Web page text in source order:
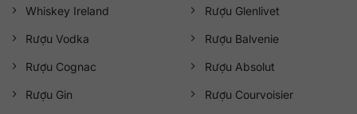
Whiskey Ireland
Rượu Vodka
Rượu Cognac
Rượu Gin
Rượu Glenlivet
Rượu Balvenie
Rượu Absolut
Rượu Courvoisier